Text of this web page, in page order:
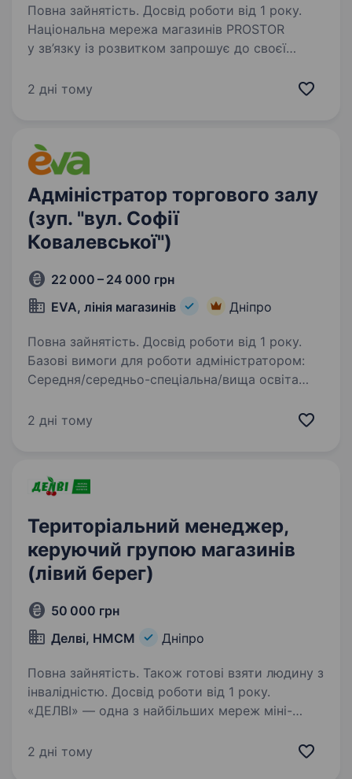
Повна зайнятість. Досвід роботи від 1 року.
Національна мережа магазинів PROSTOR
у зв’язку із розвитком запрошує до своєї
пров. Парусний 7 (Парус) Вимоги: досвід
2 дні тому
Адміністратор торгового залу
(зуп. "вул. Софії
Ковалевської")
22 000 – 24 000 грн
EVA, лінія магазинів
Дніпро
Повна зайнятість. Досвід роботи від 1 року.
Базові вимоги для роботи адміністратором:
Середня/середньо-спеціальна/вища освіта
вище Базове знання ПК (Word, Excel,
2 дні тому
Територіальний менеджер,
керуючий групою магазинів
(лівий берег)
50 000 грн
Делві, НМСМ
Дніпро
Повна зайнятість. Також готові взяти людину з
інвалідністю. Досвід роботи від 1 року.
«ДЕЛВІ» — одна з найбільших мереж міні-
та входить у ТОП-10 торгових операторів
2 дні тому